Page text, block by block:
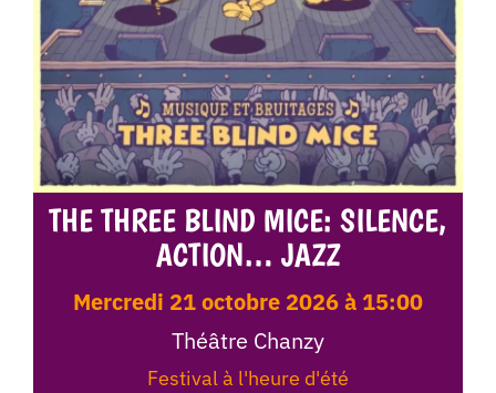
THE THREE BLIND MICE: SILENCE,
ACTION… JAZZ
mercredi 21 octobre 2026 à 15:00
Théâtre Chanzy
Festival à l'heure d'été